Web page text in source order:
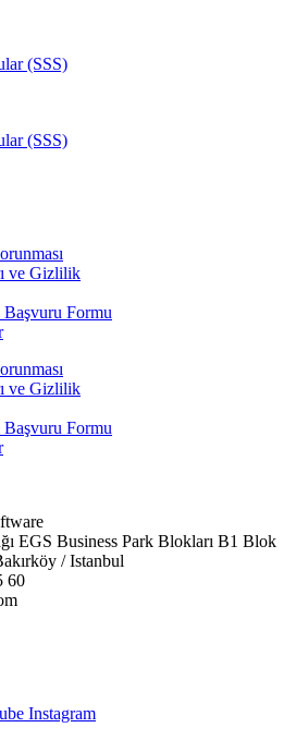
(SSS)
(SSS)
ve Gizlilik
Formu
ve Gizlilik
Formu
EGS Business Park Blokları B1 Blok
/ Istanbul
60
Instagram